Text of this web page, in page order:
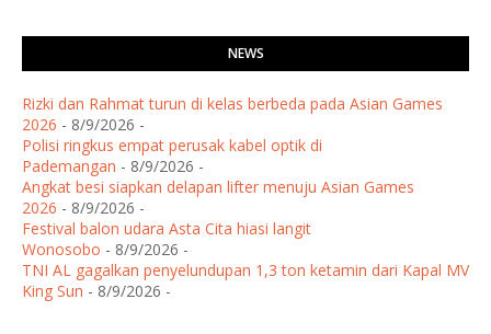
NEWS
Rizki dan Rahmat turun di kelas berbeda pada Asian Games
2026 - 8/9/2026 -
Polisi ringkus empat perusak kabel optik di
Pademangan - 8/9/2026 -
Angkat besi siapkan delapan lifter menuju Asian Games
2026 - 8/9/2026 -
Festival balon udara Asta Cita hiasi langit
Wonosobo - 8/9/2026 -
TNI AL gagalkan penyelundupan 1,3 ton ketamin dari Kapal MV
King Sun - 8/9/2026 -